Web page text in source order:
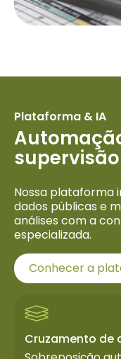
Plataforma & IA
Nossa plataforma
dados públicas e
análises com a
especializada.
Conhecer a
Cruzamento de